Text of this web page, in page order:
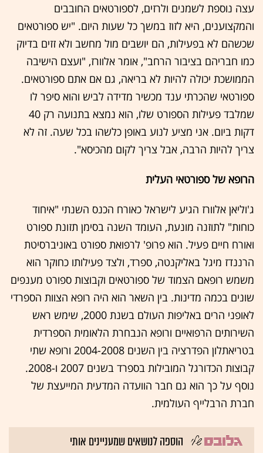
עצה נוספת לשמנים ולרזים, לספורטאים החובבים
והמקצוענים, היא לזוז במשך כל שעות היום. "יש ספורטאים
שכשהם לא בפעילות, הם יושבים מול מחשב ולא זזים בדיוק
כמו חבריהם בציבור הרחב", אומר אלוורז, "ועצם הישיבה
הממושכת יכולה להיות לא בריאה, גם אם אתם ספורטאים.
ספורטאי שהכרתי ענד מכשיר מדידה לביש והוא סיפר לו
שמלבד פעילות הספורט שלו, הוא נמצא בתנועה רק 40
דקות ביום. אני מציע לנוע באופן כלשהו בכל שעה. זה לא
צריך להיות הרבה, אבל צריך לקום מהכיסא".
הרופא של ספורטאי העלית
ג'וליאן אלוורז הגיע לישראל כאורח הכנס השנתי "איחוד
כוחות" לתוזנה מונעת, העומד השנה בסימן תזונת ספורט
ואורח חיים פעיל. הוא פרופ' לרפואת ספורט באוניברסיטת
הרננדז מיגל באליקנטה, ספרד, ולצד פעילותו כחוקר הוא
משמש רופאם הצמוד של ספורטאים וקבוצות ספורט מענפים
שונים בכמה מדינות. בין השאר הוא היה רופא הצוות הספרדי
לאופני הרים באליפות העולם בשנת 2000, שימש ראש
השירותים הרפואיים ורופא הנבחרת הלאומית הספרדית
בטריאתלון הפדרציה בין השנים 2004-2008 ורופא שתי
קבוצות הכדורגל המובילות בספרד בשנים 2007 ו-2008.
נוסף על כך הוא גם חבר הוועדה המדעית המייעצת של
חברת הרבלייף העולמית.
הוספה לנושאים שמעניינים אותי